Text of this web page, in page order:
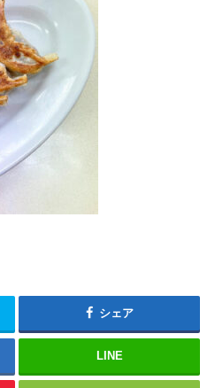
シェア
LINE